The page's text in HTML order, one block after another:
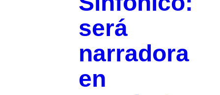
será
narradora
en